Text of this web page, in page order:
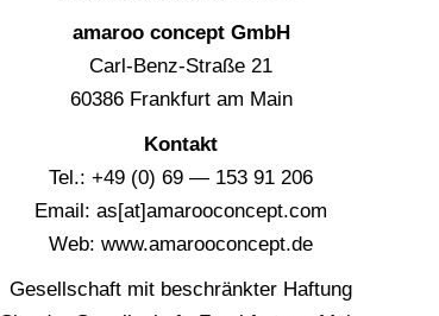
ama­roo con­cept GmbH
Carl-Benz-Stra­ße 21
60386 Frank­furt am Main
Kon­takt
Tel.: +49 (0) 69 — 153 91 206
Email: as[at]amarooconcept.com
Web: www.amarooconcept.de
Gesell­schaft mit beschränk­ter Haftung